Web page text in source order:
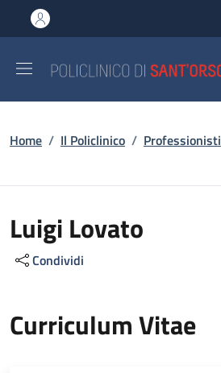
al contenuto principale
to footer content
Briciole di pane
Home / Il Policlinico / Professionisti
Luigi Lovato
Condividi
Curriculum Vitae